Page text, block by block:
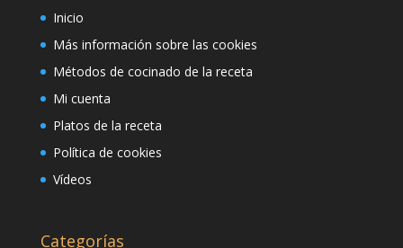
Inicio
Más información sobre las cookies
Métodos de cocinado de la receta
Mi cuenta
Platos de la receta
Política de cookies
Vídeos
Categorías